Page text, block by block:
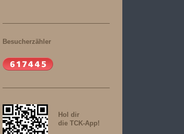
Besucherzähler
Hol dir
die TCK-App!